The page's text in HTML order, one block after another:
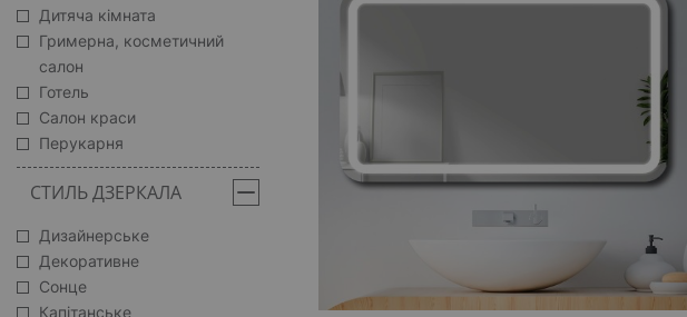
Дитяча кімната
Гримерна, косметичний
салон
Готель
Салон краси
Перукарня
СТИЛЬ ДЗЕРКАЛА
Дизайнерське
Декоративне
Сонце
Капітанське